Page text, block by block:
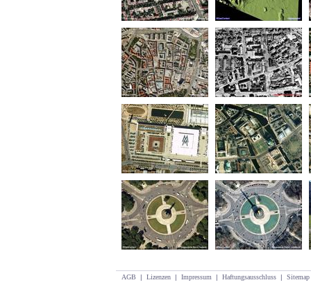
AGB | Lizenzen | Impressum | Haftungsausschluss | Sitemap